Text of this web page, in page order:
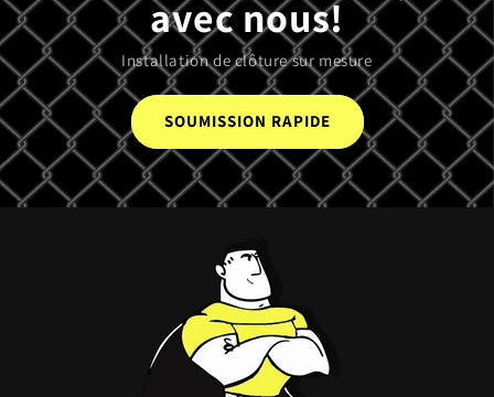
avec nous!
Installation de clôture sur mesure
SOUMISSION RAPIDE